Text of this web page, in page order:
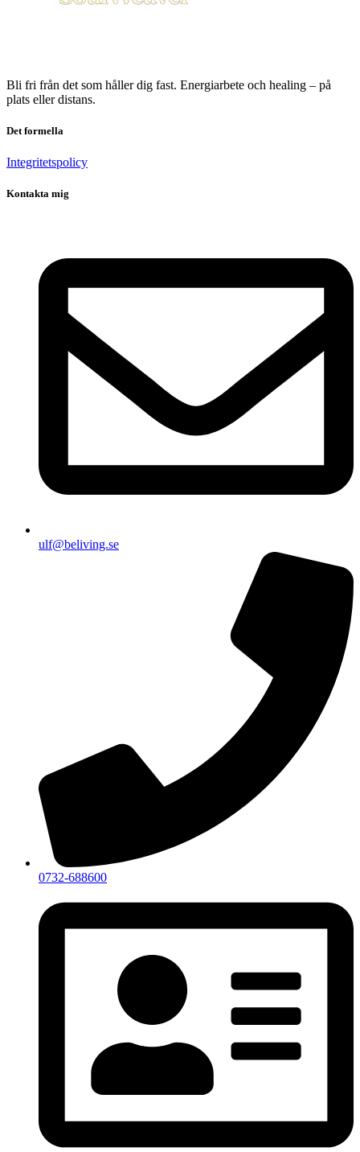
Bli fri från det som håller dig fast. Energiarbete och healing – på
plats eller distans.
Det formella
Integritetspolicy
Kontakta mig
ulf@beliving.se
0732-688600